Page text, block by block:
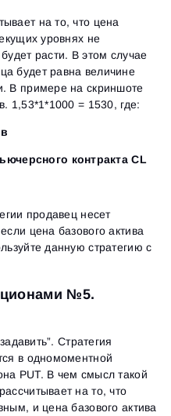
на то, что цена
уровнях не
расти. В этом случае
будет равна величине
В примере на скриншоте
1,53*1*1000 = 1530, где:
контракта CL
продавец несет
цена базового актива
данную стратегию с
№5.
Стратегия
в одномоментной
PUT. В чем смысл такой
на то, что
и цена базового актива